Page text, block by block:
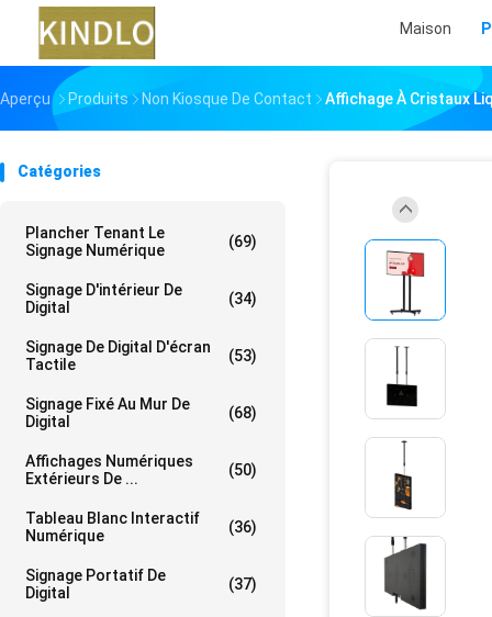
Maison
Aperçu Produits Non Kiosque De Contact Affichage À Cristaux
Catégories
Plancher Tenant Le
Signage Numérique
(69)
Signage D'intérieur De
Digital
(34)
Signage De Digital D'écran
Tactile
(53)
Signage Fixé Au Mur De
Digital
(68)
Affichages Numériques
Extérieurs De ...
(50)
Tableau Blanc Interactif
Numérique
(36)
Signage Portatif De
Digital
(37)